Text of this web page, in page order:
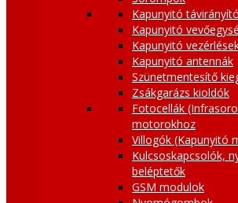
Kapunyitó
Kapunyitó
Kapunyitó
Kapunyitó antennák
Szünetmentesítő
Zsákgarázs kioldók
Fotocellák
motorokhoz
Villogók (Kapunyitó
Kulcsoskapcsolók,
beléptetők
GSM modulok